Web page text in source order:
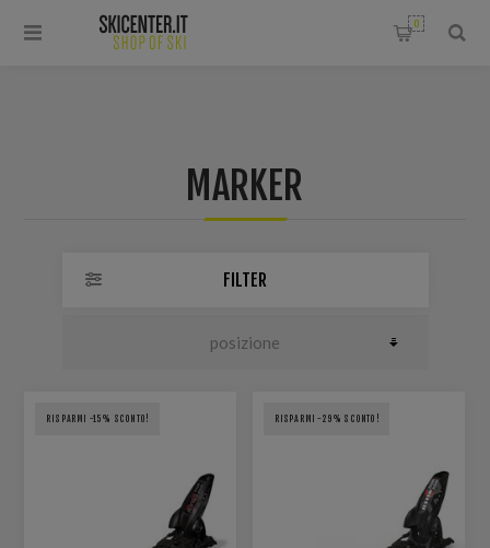
0
MARKER
FILTER
RISPARMI -15% SCONTO! RISPARMI -29% SCONTO!